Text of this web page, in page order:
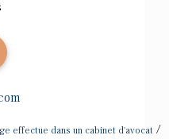
effectue dans un cabinet d'avocat /